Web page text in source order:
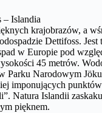
– Islandia
krajobrazów, a
Dettifoss. Jest
w Europie pod
45 metrów.
Parku Narodowym
imponujących
Natura Islandii
pięknem.